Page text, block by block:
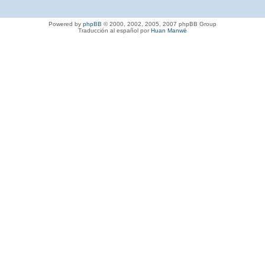
Powered by phpBB © 2000, 2002, 2005, 2007 phpBB Group
Traducción al español porHuan Manwë